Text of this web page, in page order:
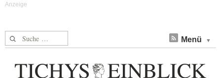
Suche nach: Menü